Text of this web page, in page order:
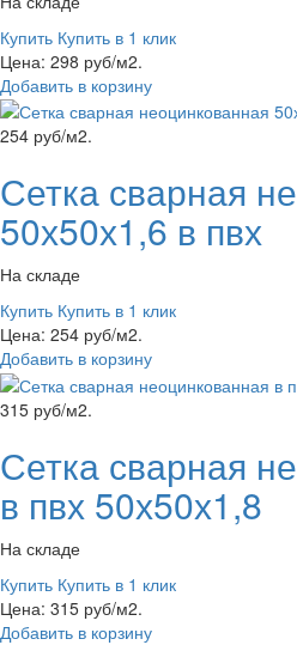
Купить Купить в 1 клик
Цена: 298 руб/м2.
Добавить в корзину
254 руб/м2.
Сетка сварная
50х50х1,6 в пвх
На складе
Купить Купить в 1 клик
Цена: 254 руб/м2.
Добавить в корзину
315 руб/м2.
Сетка сварная
в пвх 50х50х1,8
На складе
Купить Купить в 1 клик
Цена: 315 руб/м2.
Добавить в корзину